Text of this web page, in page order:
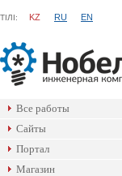
ТIЛI: KZ RU EN
Все работы
Сайты
Портал
Магазин